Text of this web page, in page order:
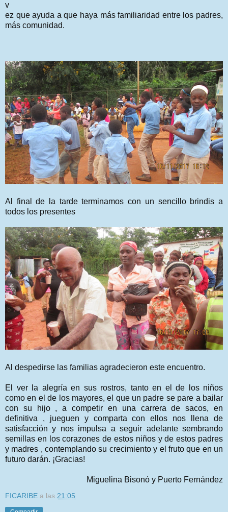
v
ez que ayuda a que haya más familiaridad entre los padres,
más comunidad.
Al final de la tarde terminamos con un sencillo brindis a
todos los presentes
Al despedirse las familias agradecieron este encuentro.
El ver la alegría en sus rostros, tanto en el de los niños
como en el de los mayores, el que un padre se pare a bailar
con su hijo , a competir en una carrera de sacos, en
definitiva , jueguen y comparta con ellos nos llena de
satisfacción y nos impulsa a seguir adelante sembrando
semillas en los corazones de estos niños y de estos padres
y madres , contemplando su crecimiento y el fruto que en un
futuro darán. ¡Gracias!
Miguelina Bisonó y Puerto Fernández
FICARIBE a las 21:05